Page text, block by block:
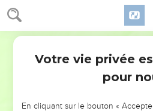
NE MANQUEZ PAS
Votre vie privée
pour
En cliquant sur le bouton «